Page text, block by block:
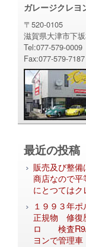
ガレージクレヨ
〒520-0105
滋賀県大津市下
Tel:077-579-0009
Fax:077-579-7187
最近の投稿
販売及び整備
商店なので
にとつてはク
１９９３年
正規物 修復
ロ 検査R9/
ヨンで管理車